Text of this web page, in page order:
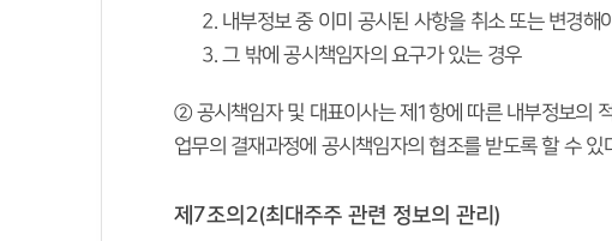
내부정보 중 이미 공시된 사항을 취소 또는 변경
그 밖에 공시책임자의 요구가 있는 경우
② 공시책임자 및 대표이사는 제1항에 따른 내부정보의
업무의 결재과정에 공시책임자의 협조를 받도록 할 수 있
제7조의2(최대주주 관련 정보의 관리)